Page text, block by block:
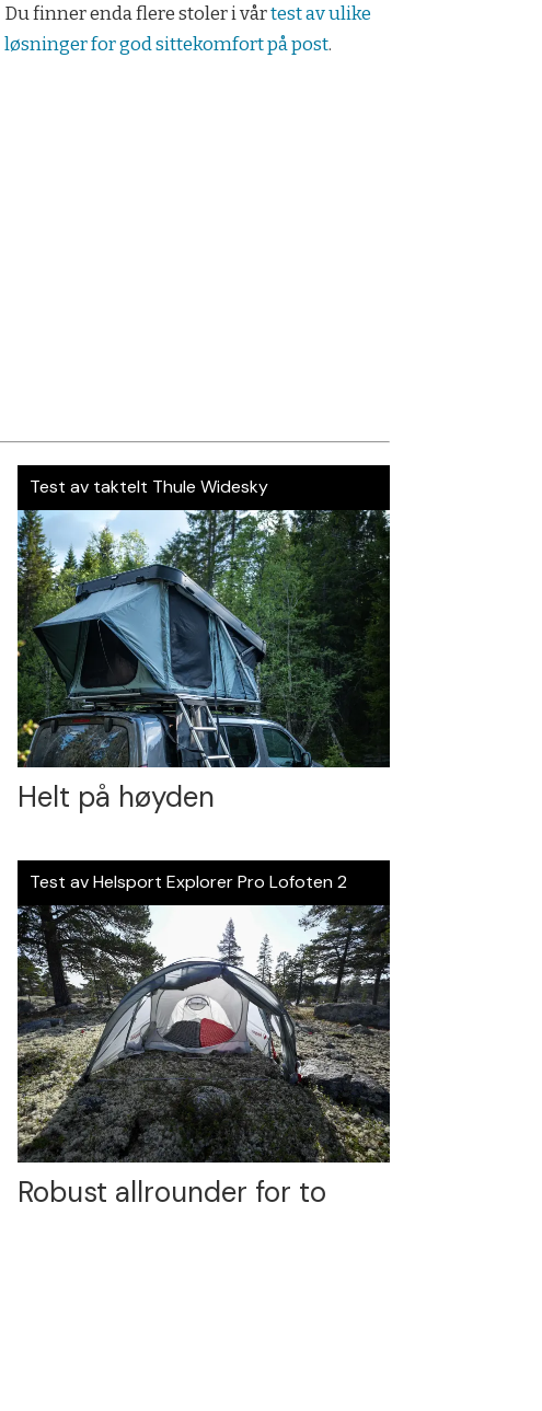
Du finner enda flere stoler i vårtest av ulike
løsninger for god sittekomfort på post.
Test av taktelt Thule Widesky
Helt på høyden
Test av Helsport Explorer Pro Lofoten 2
Robust allrounder for to